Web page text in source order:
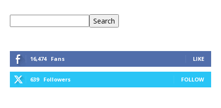
Search
16,474 Fans LIKE
639 Followers FOLLOW